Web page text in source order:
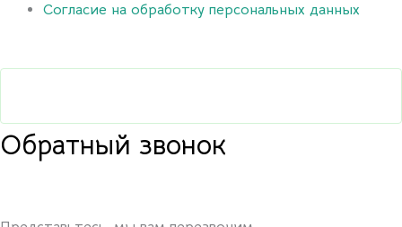
Согласие на обработку персональных данных
Обратный звонок